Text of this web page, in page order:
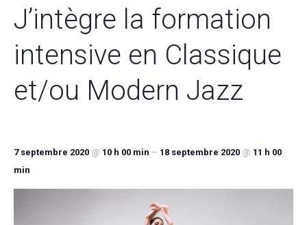
J’intègre la formation
intensive en Classique
et/ou Modern Jazz
7 septembre 2020 @ 10 h 00 min – 18 septembre 2020 @ 11 h 00
min